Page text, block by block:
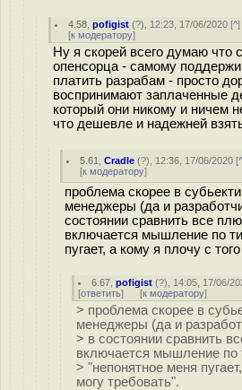
4.58 ,pofigist (?), 12:23, 17/06/2020 [^]
[к модератору]
Ну я скорей всего думаю что
опенсорца - самому
платить разрабам - просто
воспринимают заплаченные
который они никому и ничем
что дешевле и надежней
5.61 ,Cradle (?), 12:36, 17/06/2020 [
[к модератору]
проблема скорее в
менеджеры (да и
состоянии сравнить все
включается мышление по
пугает, а кому я плочу с
6.67 ,pofigist (?), 14:05, 17/06/
[ответить] [к модератору]
> проблема скорее в
менеджеры (да и
> в состоянии сравнить
включается мышление по
> "непонятное меня
могу требовать".